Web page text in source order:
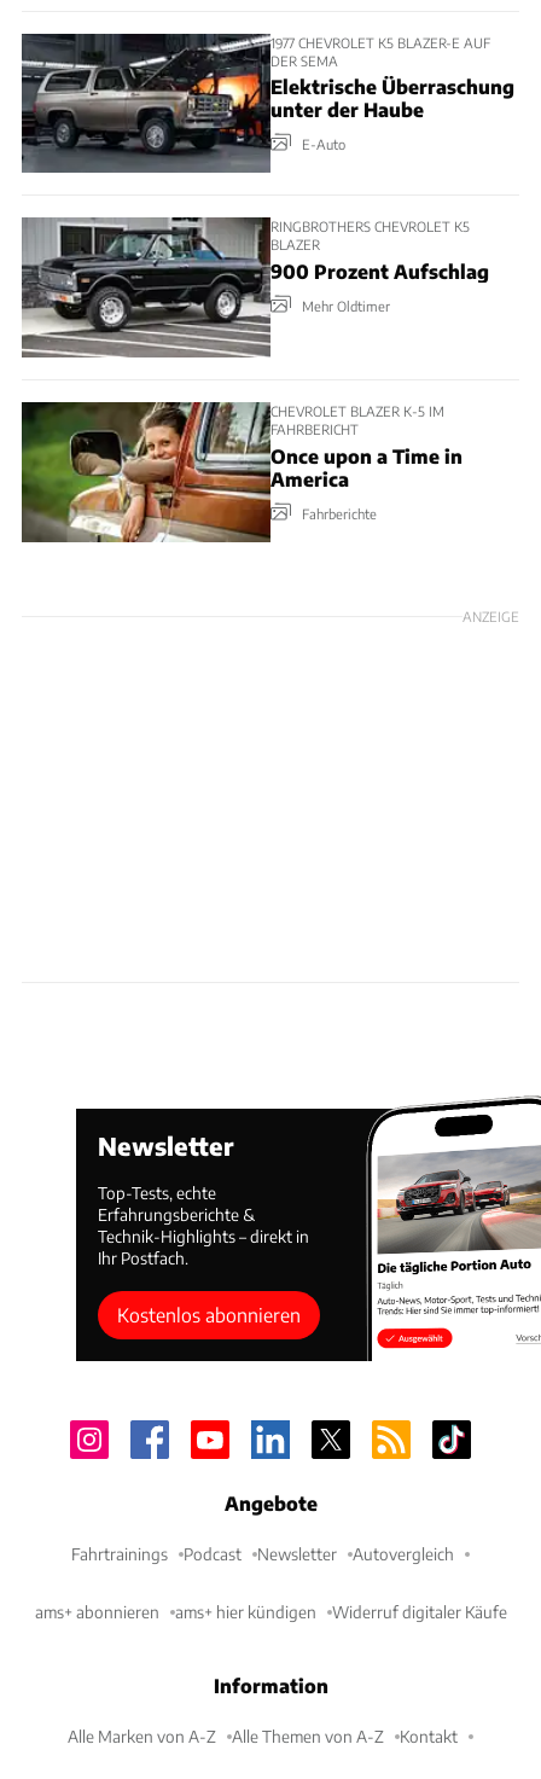
1977 CHEVROLET K5 BLAZER-E AUF
DER SEMA
Elektrische Überraschung
unter der Haube
E-Auto
RINGBROTHERS CHEVROLET K5
BLAZER
900 Prozent Aufschlag
Mehr Oldtimer
CHEVROLET BLAZER K-5 IM
FAHRBERICHT
Once upon a Time in
America
Fahrberichte
ANZEIGE
Newsletter
Top-Tests, echte
Erfahrungsberichte &
Technik-Highlights – direkt in
Ihr Postfach.
Kostenlos abonnieren
Angebote
Fahrtrainings Podcast Newsletter Autovergleich
ams+ abonnieren ams+ hier kündigen Widerruf digitaler Käufe
Information
Alle Marken von A-Z Alle Themen von A-Z Kontakt